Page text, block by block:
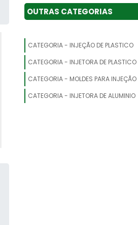
INJETORA COM SERVO MOTOR
MINI INJETORA DE PLÁSTICO 6000P
MINI MÁQUINA INJETORA
OUTRAS CATEGORIAS
CATEGORIA - INJEÇÃO DE PLASTICO
CATEGORIA - INJETORA DE PLASTICO
CATEGORIA - MOLDES PARA INJEÇÃO
CATEGORIA - INJETORA DE ALUMINIO